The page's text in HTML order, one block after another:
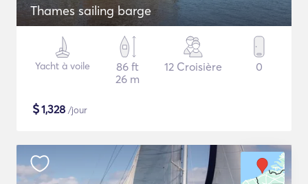
Thames sailing barge
Yacht à voile
86 ft
26 m
12 Croisière 0
$1,328 /jour